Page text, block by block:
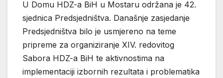
U Domu HDZ-a BiH u Mostaru održana je 42.
sjednica Predsjedništva. Današnje zasjedanje
Predsjedništva bilo je usmjereno na teme
pripreme za organiziranje XIV. redovitog
Sabora HDZ-a BiH te aktivnostima na
implementaciji izbornih rezultata i problematika